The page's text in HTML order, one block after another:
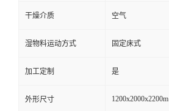
干燥介质 空气
湿物料运动方式 固定床式
加工定制 是
外形尺寸 1200x2000x2200m